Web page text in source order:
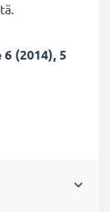
(2014), 5
siirto